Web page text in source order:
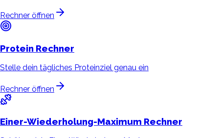
Rechner öffnen
Protein Rechner
Stelle dein tägliches Proteinziel genau ein
Rechner öffnen
Einer-Wiederholung-Maximum Rechner